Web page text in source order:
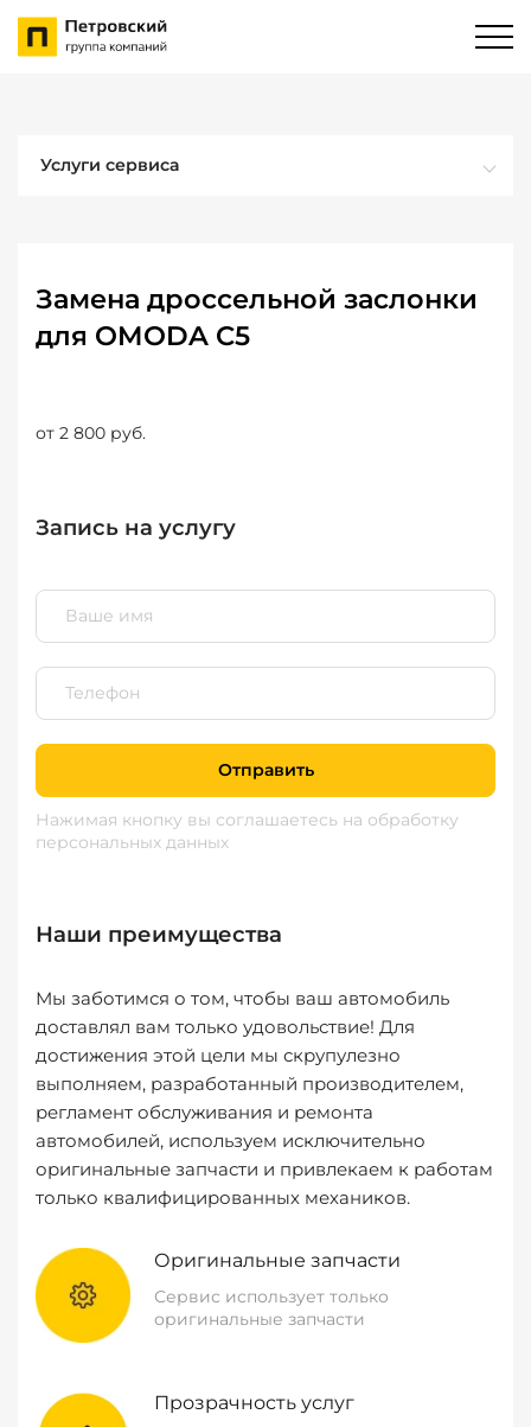
Услуги сервиса
Замена дроссельной заслонки
для OMODA C5
от 2 800 руб.
Запись на услугу
Отправить
Нажимая кнопку вы соглашаетесь на обработку
персональных данных
Наши преимущества
Мы заботимся о том, чтобы ваш автомобиль
доставлял вам только удовольствие! Для
достижения этой цели мы скрупулезно
выполняем, разработанный производителем,
регламент обслуживания и ремонта
автомобилей, используем исключительно
оригинальные запчасти и привлекаем к работам
только квалифицированных механиков.
Оригинальные запчасти
Сервис использует только
оригинальные запчасти
Прозрачность услуг